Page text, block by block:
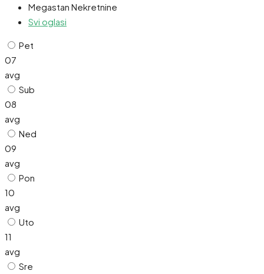
Megastan Nekretnine
Svi oglasi
Pet
07
avg
Sub
08
avg
Ned
09
avg
Pon
10
avg
Uto
11
avg
Sre